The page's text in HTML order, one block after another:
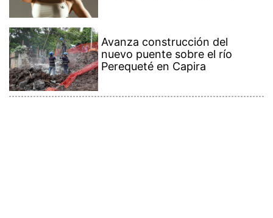
Avanza construcción del
nuevo puente sobre el río
Perequeté en Capira